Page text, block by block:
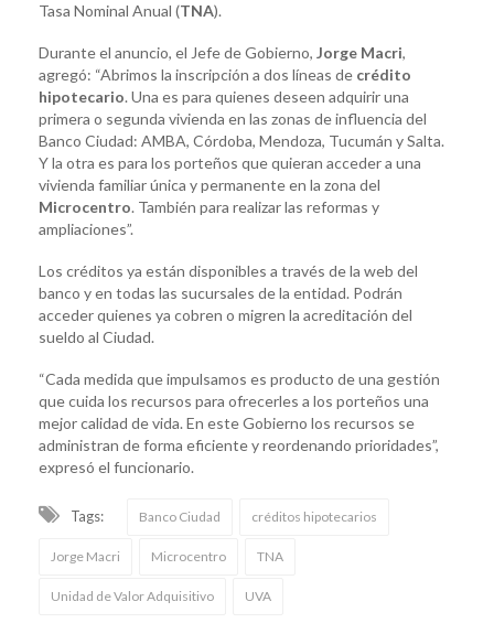
Tasa Nominal Anual (TNA).
Durante el anuncio, el Jefe de Gobierno, Jorge Macri,
agregó: “Abrimos la inscripción a dos líneas de crédito
hipotecario. Una es para quienes deseen adquirir una
primera o segunda vivienda en las zonas de influencia del
Banco Ciudad: AMBA, Córdoba, Mendoza, Tucumán y Salta.
Y la otra es para los porteños que quieran acceder a una
vivienda familiar única y permanente en la zona del
Microcentro. También para realizar las reformas y
ampliaciones”.
Los créditos ya están disponibles a través de la web del
banco y en todas las sucursales de la entidad. Podrán
acceder quienes ya cobren o migren la acreditación del
sueldo al Ciudad.
“Cada medida que impulsamos es producto de una gestión
que cuida los recursos para ofrecerles a los porteños una
mejor calidad de vida. En este Gobierno los recursos se
administran de forma eficiente y reordenando prioridades”,
expresó el funcionario.
Tags: Banco Ciudad créditos hipotecarios
Jorge Macri Microcentro TNA
Unidad de Valor Adquisitivo UVA